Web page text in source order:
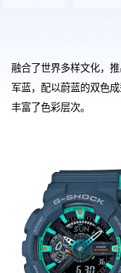
融合了世界多样文化，
军蓝，配以蔚蓝的双色
丰富了色彩层次。